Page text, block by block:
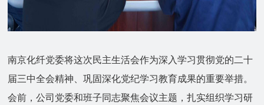
南京化纤党委将这次民主生活会作为深入学习贯彻党的二十
届三中全会精神、巩固深化党纪学习教育成果的重要举措。
会前，公司党委和班子同志聚焦会议主题，扎实组织学习研